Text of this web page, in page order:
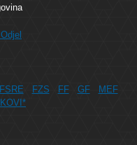
FSRE FZS FF GF
MEF